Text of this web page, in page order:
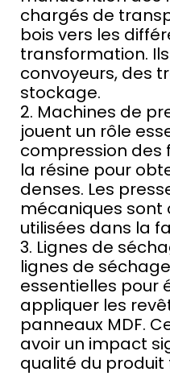
chargés de
bois vers les
transformation.
convoyeurs, des
stockage.
2. Machines de
jouent un rôle
compression des
la résine pour
denses. Les
mécaniques
utilisées dans la
3. Lignes de
lignes de
essentielles pour
appliquer les
panneaux MDF.
avoir un impact
qualité du produit